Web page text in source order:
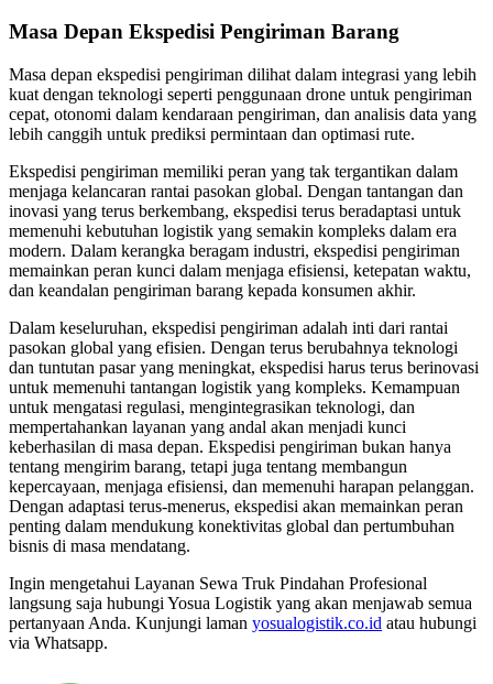
Masa Depan Ekspedisi Pengiriman Barang
Masa depan ekspedisi pengiriman dilihat dalam integrasi yang lebih
kuat dengan teknologi seperti penggunaan drone untuk pengiriman
cepat, otonomi dalam kendaraan pengiriman, dan analisis data yang
lebih canggih untuk prediksi permintaan dan optimasi rute.
Ekspedisi pengiriman memiliki peran yang tak tergantikan dalam
menjaga kelancaran rantai pasokan global. Dengan tantangan dan
inovasi yang terus berkembang, ekspedisi terus beradaptasi untuk
memenuhi kebutuhan logistik yang semakin kompleks dalam era
modern. Dalam kerangka beragam industri, ekspedisi pengiriman
memainkan peran kunci dalam menjaga efisiensi, ketepatan waktu,
dan keandalan pengiriman barang kepada konsumen akhir.
Dalam keseluruhan, ekspedisi pengiriman adalah inti dari rantai
pasokan global yang efisien. Dengan terus berubahnya teknologi
dan tuntutan pasar yang meningkat, ekspedisi harus terus berinovasi
untuk memenuhi tantangan logistik yang kompleks. Kemampuan
untuk mengatasi regulasi, mengintegrasikan teknologi, dan
mempertahankan layanan yang andal akan menjadi kunci
keberhasilan di masa depan. Ekspedisi pengiriman bukan hanya
tentang mengirim barang, tetapi juga tentang membangun
kepercayaan, menjaga efisiensi, dan memenuhi harapan pelanggan.
Dengan adaptasi terus-menerus, ekspedisi akan memainkan peran
penting dalam mendukung konektivitas global dan pertumbuhan
bisnis di masa mendatang.
Ingin mengetahui Layanan Sewa Truk Pindahan Profesional
langsung saja hubungi Yosua Logistik yang akan menjawab semua
pertanyaan Anda. Kunjungi laman yosualogistik.co.id atau hubungi
via Whatsapp.